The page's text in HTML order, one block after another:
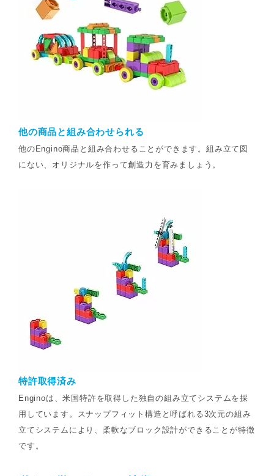
他の商品と組み合わせられる
他のEngino商品と組み合わせることができます。組み立て図
にない、オリジナルを作って創造力を育みましょう。
特許取得済み
Enginoは、米国特許を取得した独自の組み立てシステムを採
用しています。スナップフィット構造と呼ばれる3次元の組み
立てシステムにより、柔軟なブロック設計ができることが特徴
です。